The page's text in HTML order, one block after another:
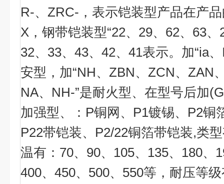
R-、 ZRC- ， 表示铠装型产品在产
X ，钢带铠装型“22、 29、 62、 63、
32、 33、 43、 42、 41表示。加“ia、
安型，加“NH、 ZBN、 ZCN、 ZAN
NA、 NH-”是耐火型、在型号后加
加强型、： P铜网、 P1镀锡、 P2铜
P22带铠装、 P2/22铜箔带铠装,类
温有： 70、 90、 105、 135、 180、
400、 450、 500、 550等，耐压等